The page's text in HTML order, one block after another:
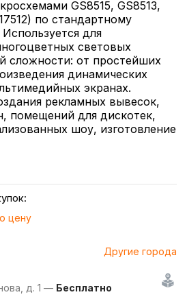
GS8515, GS8513,
по стандартному
для
световых
сложности: от простейших
динамических
экранах.
рекламных вывесок,
помещений для дискотек,
шоу, изготовление
цену
Другие города
д. 1 — Бесплатно